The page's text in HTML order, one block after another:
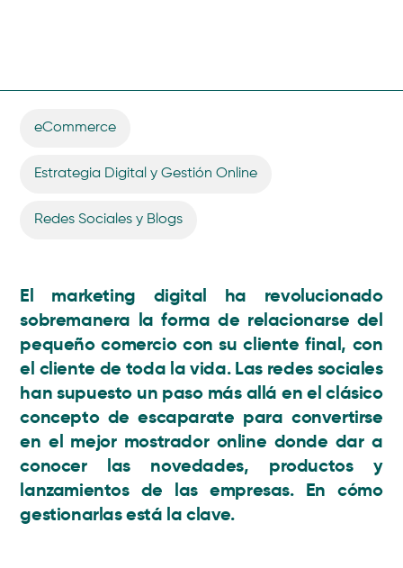
eCommerce
Estrategia Digital y Gestión Online
Redes Sociales y Blogs
El marketing digital ha revolucionado
sobremanera la forma de relacionarse del
pequeño comercio con su cliente final, con
el cliente de toda la vida.Las redes sociales
han supuesto un paso más allá en el clásico
concepto de escaparate para convertirse
en el mejor mostrador online donde dar a
conocer las novedades, productos y
lanzamientos de las empresas. En cómo
gestionarlas está la clave.